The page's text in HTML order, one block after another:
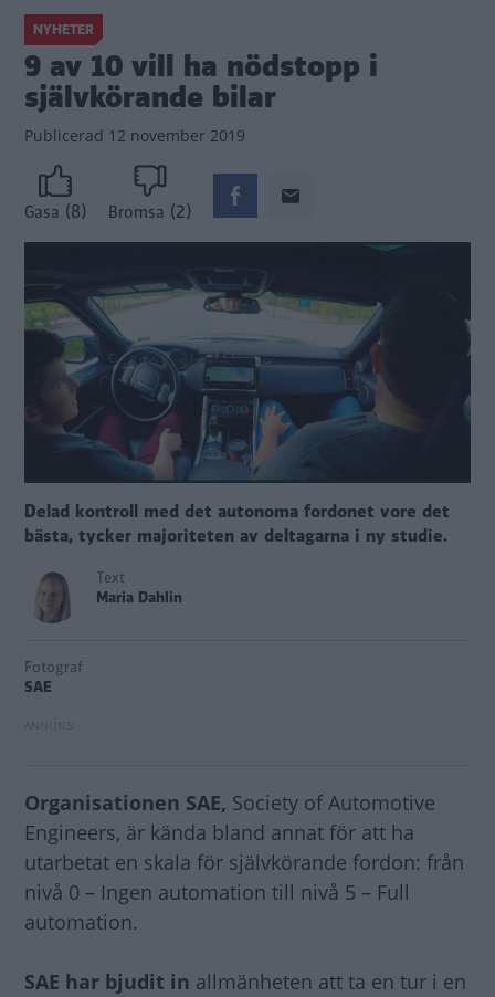
NYHETER
9 av 10 vill ha nödstopp i
självkörande bilar
Publicerad 12 november 2019
Gasa (8) Bromsa (2)
Delad kontroll med det autonoma fordonet vore det
bästa, tycker majoriteten av deltagarna i ny studie.
Text
Maria Dahlin
Fotograf
SAE
Organisationen SAE, Society of Automotive
Engineers, är kända bland annat för att ha
utarbetat en skala för självkörande fordon: från
nivå 0 – Ingen automation till nivå 5 – Full
automation.
SAE har bjudit in allmänheten att ta en tur i en